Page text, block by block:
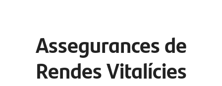
Assegurances de
Rendes Vitalícies